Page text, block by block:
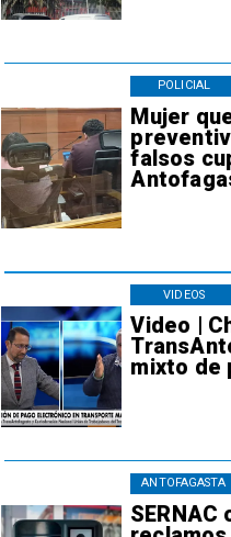
Mujer
falsos
POLICIAL
Video |
mixto de
VIDEOS
ANTOFAGASTA